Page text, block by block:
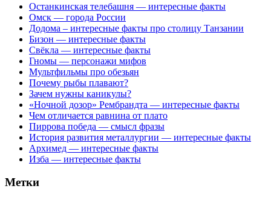
Останкинская телебашня — интересные факты
Омск — города России
Додома – интересные факты про столицу Танзании
Бизон — интересные факты
Свёкла — интересные факты
Гномы — персонажи мифов
Мультфильмы про обезьян
Почему рыбы плавают?
Зачем нужны каникулы?
«Ночной дозор» Рембрандта — интересные факты
Чем отличается равнина от плато
Пиррова победа — смысл фразы
История развития металлургии — интересные факты
Архимед — интересные факты
Изба — интересные факты
Метки